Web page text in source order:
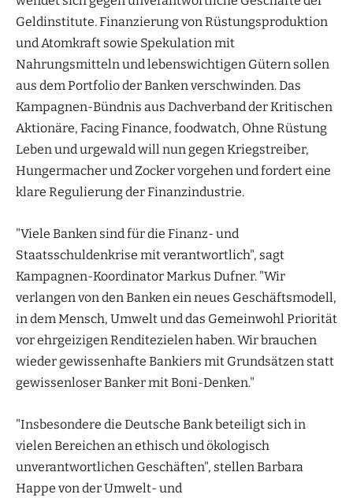
Geldinstitute. Finanzierung von Rüstungsproduktion
und Atomkraft sowie Spekulation mit
Nahrungsmitteln und lebenswichtigen Gütern sollen
aus dem Portfolio der Banken verschwinden. Das
Kampagnen-Bündnis aus Dachverband der Kritischen
Aktionäre, Facing Finance, foodwatch, Ohne Rüstung
Leben und urgewald will nun gegen Kriegstreiber,
Hungermacher und Zocker vorgehen und fordert eine
klare Regulierung der Finanzindustrie.
"Viele Banken sind für die Finanz- und
Staatsschuldenkrise mit verantwortlich", sagt
Kampagnen-Koordinator Markus Dufner. "Wir
verlangen von den Banken ein neues Geschäftsmodell,
in dem Mensch, Umwelt und das Gemeinwohl Priorität
vor ehrgeizigen Renditezielen haben. Wir brauchen
wieder gewissenhafte Bankiers mit Grundsätzen statt
gewissenloser Banker mit Boni-Denken."
"Insbesondere die Deutsche Bank beteiligt sich in
vielen Bereichen an ethisch und ökologisch
unverantwortlichen Geschäften", stellen Barbara
Happe von der Umwelt- und